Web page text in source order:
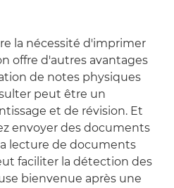
la nécessité d'imprimer
offre d'autres avantages
de notes physiques
peut être un
et de révision. Et
envoyer des documents
lecture de documents
faciliter la détection des
bienvenue après une